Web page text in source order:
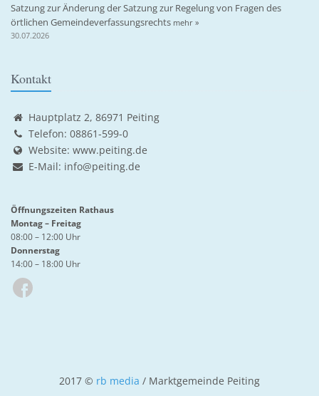
Satzung zur Änderung der Satzung zur Regelung von Fragen des
örtlichen Gemeindeverfassungsrechts mehr »
30.07.2026
Kontakt
Hauptplatz 2, 86971 Peiting
Telefon: 08861-599-0
Website: www.peiting.de
E-Mail: info@peiting.de
Öffnungszeiten Rathaus
Montag – Freitag
08:00 – 12:00 Uhr
Donnerstag
14:00 – 18:00 Uhr
2017 © rb media / Marktgemeinde Peiting